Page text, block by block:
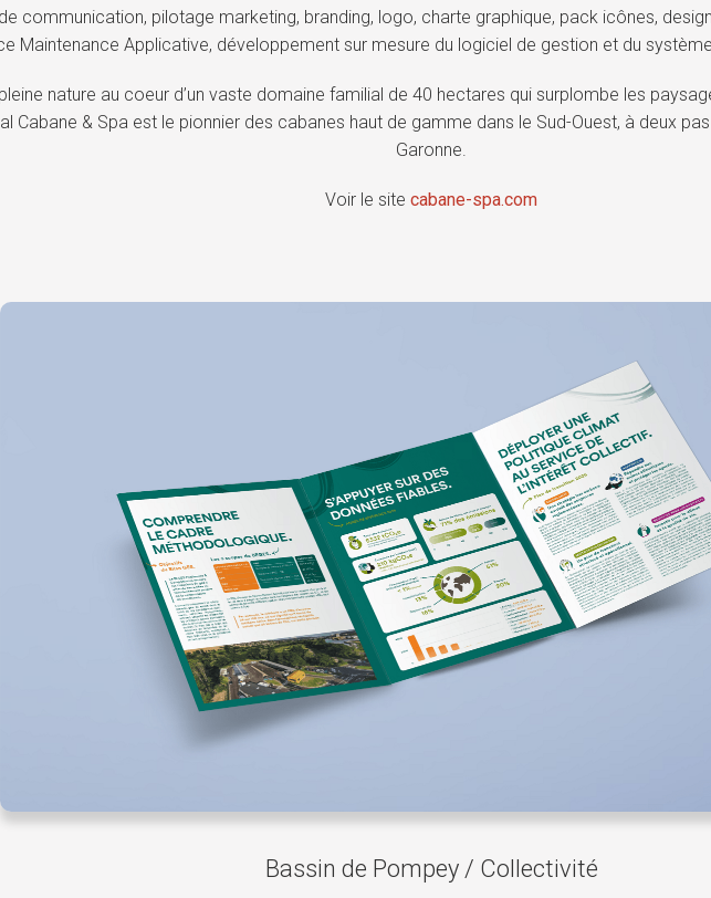
communication, pilotage marketing, branding, logo, charte graphique, pack icônes,
Maintenance Applicative, développement sur mesure du logiciel de gestion et du
nature au coeur d’un vaste domaine familial de 40 hectares qui surplombe les
Cabane & Spa est le pionnier des cabanes haut de gamme dans le Sud-Ouest, à deux
Garonne.
Voir le site cabane-spa.com
Bassin de Pompey / Collectivité